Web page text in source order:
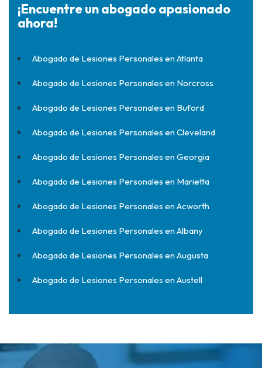
¡Encuentre un abogado apasionado
ahora!
Abogado de Lesiones Personales en Atlanta
Abogado de Lesiones Personales en Norcross
Abogado de Lesiones Personales en Buford
Abogado de Lesiones Personales en Cleveland
Abogado de Lesiones Personales en Georgia
Abogado de Lesiones Personales en Marietta
Abogado de Lesiones Personales en Acworth
Abogado de Lesiones Personales en Albany
Abogado de Lesiones Personales en Augusta
Abogado de Lesiones Personales en Austell